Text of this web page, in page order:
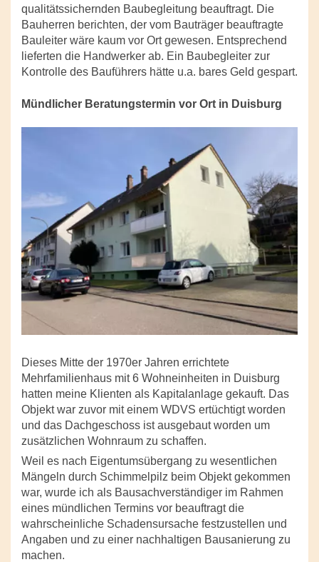
qualitätssichernden Baubegleitung beauftragt. Die
Bauherren berichten, der vom Bauträger beauftragte
Bauleiter wäre kaum vor Ort gewesen. Entsprechend
lieferten die Handwerker ab. Ein Baubegleiter zur
Kontrolle des Bauführers hätte u.a. bares Geld gespart.
Mündlicher Beratungstermin vor Ort in Duisburg
Dieses Mitte der 1970er Jahren errichtete
Mehrfamilienhaus mit 6 Wohneinheiten in Duisburg
hatten meine Klienten als Kapitalanlage gekauft. Das
Objekt war zuvor mit einem WDVS ertüchtigt worden
und das Dachgeschoss ist ausgebaut worden um
zusätzlichen Wohnraum zu schaffen.
Weil es nach Eigentumsübergang zu wesentlichen
Mängeln durch Schimmelpilz beim Objekt gekommen
war, wurde ich als Bausachverständiger im Rahmen
eines mündlichen Termins vor beauftragt die
wahrscheinliche Schadensursache festzustellen und
Angaben und zu einer nachhaltigen Bausanierung zu
machen.